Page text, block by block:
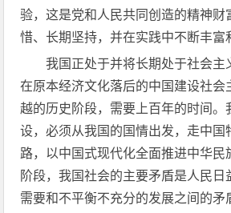
验，这是党和人民共同创造的精神财
惜、长期坚持，并在实践中不断丰富
我国正处于并将长期处于社会主
在原本经济文化落后的中国建设社会
越的历史阶段，需要上百年的时间。
设，必须从我国的国情出发，走中国
路，以中国式现代化全面推进中华民
阶段，我国社会的主要矛盾是人民日
需要和不平衡不充分的发展之间的矛